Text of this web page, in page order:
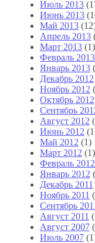
Июль 2013
Июнь 2013
Май 2013
Апрель 2013
Март 2013 (1)
Февраль 2013
Январь 2013
Декабрь 2012
Ноябрь 2012
Октябрь 2012
Сентябрь
Август 2012
Июнь 2012
Май 2012 (1)
Март 2012 (1)
Февраль 2012
Январь 2012
Декабрь 2011
Ноябрь 2011
Сентябрь
Август 2011
Август 2007
Июль 2007